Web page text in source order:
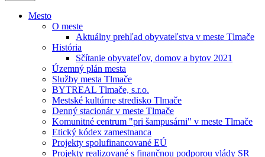
Mesto
O meste
Aktuálny prehľad obyvateľstva v meste Tlmače
História
Sčítanie obyvateľov, domov a bytov 2021
Územný plán mesta
Služby mesta Tlmače
BYTREAL Tlmače, s.r.o.
Mestské kultúrne stredisko Tlmače
Denný stacionár v meste Tlmače
Komunitné centrum "pri šampusárni" v meste Tlmače
Etický kódex zamestnanca
Projekty spolufinancované EÚ
Projekty realizované s finančnou podporou vlády SR